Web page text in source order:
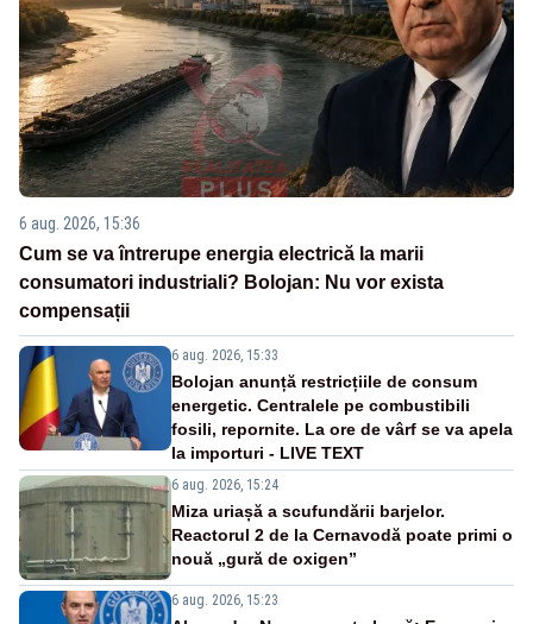
6 aug. 2026, 15:36
Cum se va întrerupe energia electrică la marii
consumatori industriali? Bolojan: Nu vor exista
compensații
6 aug. 2026, 15:33
Bolojan anunță restricțiile de consum
energetic. Centralele pe combustibili
fosili, repornite. La ore de vârf se va apela
la importuri - LIVE TEXT
6 aug. 2026, 15:24
Miza uriașă a scufundării barjelor.
Reactorul 2 de la Cernavodă poate primi o
nouă „gură de oxigen”
6 aug. 2026, 15:23